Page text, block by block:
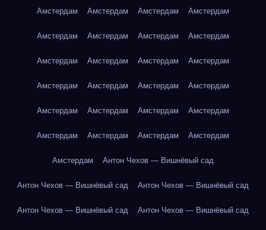
Амстердам Амстердам Амстердам Амстердам
Амстердам Амстердам Амстердам Амстердам
Амстердам Амстердам Амстердам Амстердам
Амстердам Амстердам Амстердам Амстердам
Амстердам Амстердам Амстердам Амстердам
Амстердам Амстердам Амстердам Амстердам
Амстердам Антон Чехов — Вишнёвый сад
Антон Чехов — Вишнёвый сад Антон Чехов — Вишнёвый сад
Антон Чехов — Вишнёвый сад Антон Чехов — Вишнёвый сад